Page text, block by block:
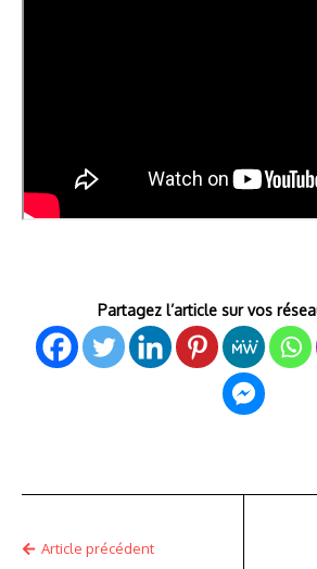
Partagez l’article sur vos
Article précédent